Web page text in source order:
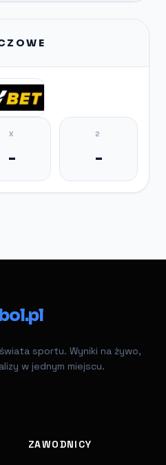
X
-
2
-
sportu. Wyniki na żywo,
w jednym miejscu.
ZAWODNICY